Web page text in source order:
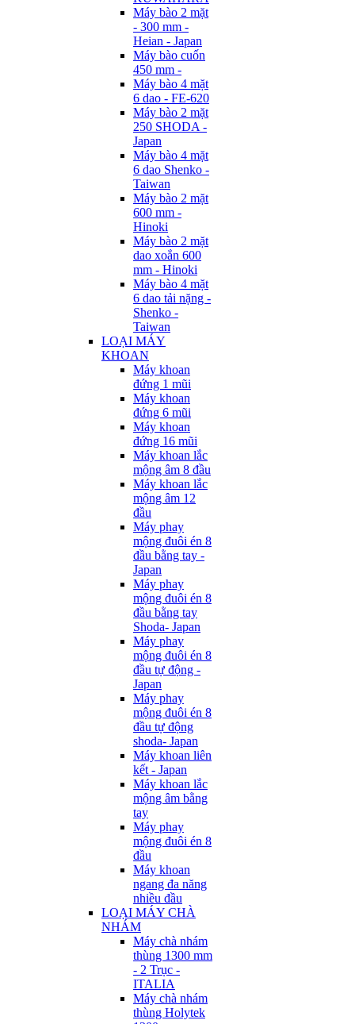
Máy bào 2 mặt
- 300 mm -
Heian - Japan
Máy bào cuốn
450 mm -
Máy bào 4 mặt
6 dao - FE-620
Máy bào 2 mặt
250 SHODA -
Japan
Máy bào 4 mặt
6 dao Shenko -
Taiwan
Máy bào 2 mặt
600 mm -
Hinoki
Máy bào 2 mặt
dao xoắn 600
mm - Hinoki
Máy bào 4 mặt
6 dao tải nặng -
Shenko -
Taiwan
LOẠI MÁY
KHOAN
Máy khoan
đứng 1 mũi
Máy khoan
đứng 6 mũi
Máy khoan
đứng 16 mũi
Máy khoan lắc
mộng âm 8 đầu
Máy khoan lắc
mộng âm 12
đầu
Máy phay
mộng đuôi én 8
đầu bằng tay -
Japan
Máy phay
mộng đuôi én 8
đầu bằng tay
Shoda- Japan
Máy phay
mộng đuôi én 8
đầu tự động -
Japan
Máy phay
mộng đuôi én 8
đầu tự động
shoda- Japan
Máy khoan liên
kết - Japan
Máy khoan lắc
mộng âm bằng
tay
Máy phay
mộng đuôi én 8
đầu
Máy khoan
ngang đa năng
nhiều đầu
LOẠI MÁY CHÀ
NHÁM
Máy chà nhám
thùng 1300 mm
- 2 Trục -
ITALIA
Máy chà nhám
thùng Holytek